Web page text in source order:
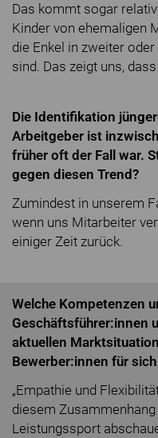
Das kommt sogar
Kinder von ehemaligen
die Enkel in zweiter
sind. Das zeigt uns,
Die Identifikation
Arbeitgeber ist
früher oft der Fall war.
gegen diesen Trend?
Zumindest in unserem
wenn uns Mitarbeiter
einiger Zeit zurück.
Welche Kompetenzen
Geschäftsführer:innen
aktuellen
Bewerber:innen für
„Empathie und
diesem
Leistungssport